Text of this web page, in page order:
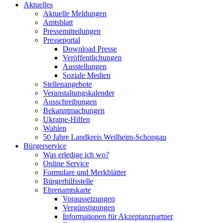
Aktuelles
Aktuelle Meldungen
Amtsblatt
Pressemitteilungen
Presseportal
Download Presse
Veröffentlichungen
Ausstellungen
Soziale Medien
Stellenangebote
Veranstaltungskalender
Ausschreibungen
Bekanntmachungen
Ukraine-Hilfen
Wahlen
50 Jahre Landkreis Weilheim-Schongau
Bürgerservice
Was erledige ich wo?
Online Service
Formulare und Merkblätter
Bürgerhilfsstelle
Ehrenamtskarte
Voraussetzungen
Vergünstigungen
Informationen für Akzeptanzpartner